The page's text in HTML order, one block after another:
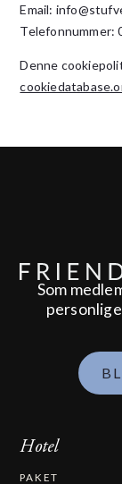
Email: info@
Telefonnummer:
Denne
Som
Hotel
PAKET